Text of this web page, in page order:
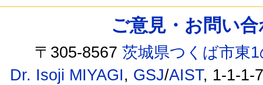
ご意見・お問い
〒305-8567茨城県つくば市東
Dr. Isoji MIYAGI, GSJ/AIST, 1-1-1-